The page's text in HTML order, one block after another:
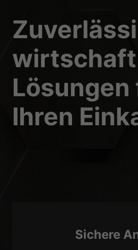
Lösungen
Ihren
Sichere